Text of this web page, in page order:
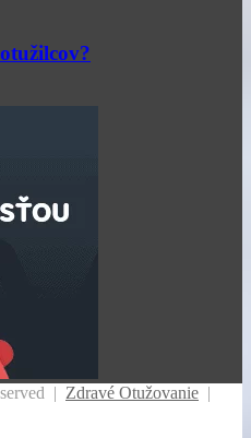
| Zdravé Otužovanie |